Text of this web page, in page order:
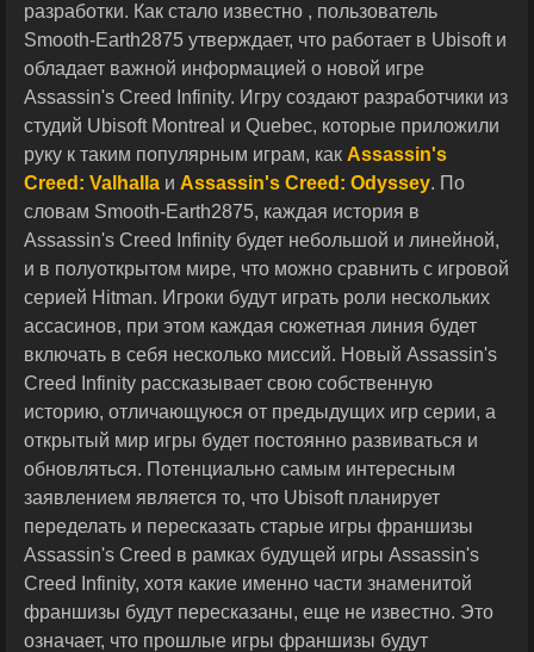
разработки. Как стало известно , пользователь
Smooth-Earth2875 утверждает, что работает в Ubisoft и
обладает важной информацией о новой игре
Assassin's Creed Infinity. Игру создают разработчики из
студий Ubisoft Montreal и Quebec, которые приложили
руку к таким популярным играм, как Assassin's
Creed: Valhalla и Assassin's Creed: Odyssey. По
словам Smooth-Earth2875, каждая история в
Assassin's Creed Infinity будет небольшой и линейной,
и в полуоткрытом мире, что можно сравнить с игровой
серией Hitman. Игроки будут играть роли нескольких
ассасинов, при этом каждая сюжетная линия будет
включать в себя несколько миссий. Новый Assassin's
Creed Infinity рассказывает свою собственную
историю, отличающуюся от предыдущих игр серии, а
открытый мир игры будет постоянно развиваться и
обновляться. Потенциально самым интересным
заявлением является то, что Ubisoft планирует
переделать и пересказать старые игры франшизы
Assassin's Creed в рамках будущей игры Assassin's
Creed Infinity, хотя какие именно части знаменитой
франшизы будут пересказаны, еще не известно. Это
означает, что прошлые игры франшизы будут